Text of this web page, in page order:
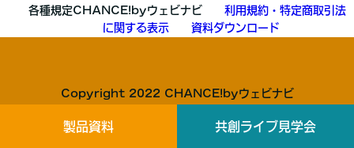
製品資料 共創ライブ見学会
各種規定CHANCE!byウェビナビ 利用規約・特定商取引法
に関する表示
資料ダウンロード
Copyright 2022 CHANCE!byウェビナビ